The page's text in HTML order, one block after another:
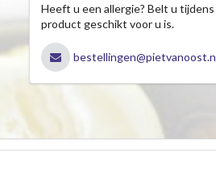
Heeft u een allergie? Belt u
product geschikt voor u is.